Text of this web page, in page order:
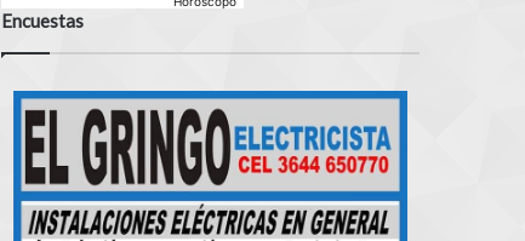
Encuestas